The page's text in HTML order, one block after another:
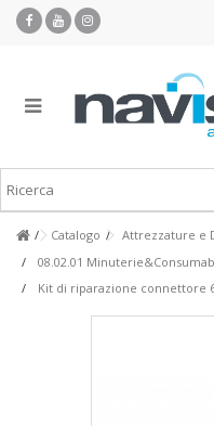
Catalogo Attrezzature e
08.02.01
Kit di riparazione connettore 6